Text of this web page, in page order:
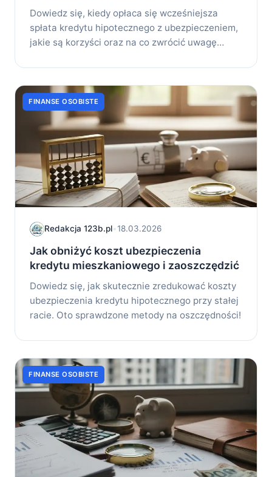
sens
Dowiedz się, kiedy opłaca się wcześniejsza
spłata kredytu hipotecznego z ubezpieczeniem,
jakie są korzyści oraz na co zwrócić uwagę
FINANSE OSOBISTE
Redakcja 123b.pl•18.03.2026
Jak obniżyć koszt ubezpieczenia
kredytu mieszkaniowego i zaoszczędzić
Dowiedz się, jak skutecznie zredukować koszty
ubezpieczenia kredytu hipotecznego przy stałej
racie. Oto sprawdzone metody na oszczędności!
FINANSE OSOBISTE